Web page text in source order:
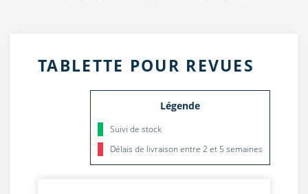
TABLETTE POUR REVUES
Légende
Suivi de stock
Délais de livraison entre 2 et 5 semaines